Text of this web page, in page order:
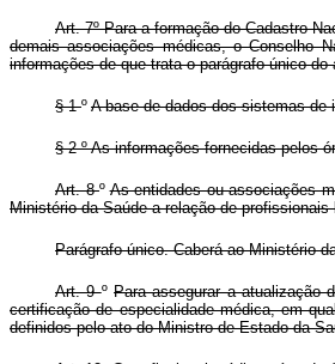
Art. 7º Para a formação do Cadastro
demais associações médicas, o Conselho
informações de que trata o parágrafo único
§ 1º A base de dados dos sistemas de
§ 2ºAs informações fornecidas pelos
Art. 8ºAs entidades ou associações
Ministério da Saúde a relação de
Parágrafo único. Caberá ao Ministério
Art. 9ºPara assegurar a atualização
certificação de especialidade médica, em
definidos pelo ato do Ministro de Estado da